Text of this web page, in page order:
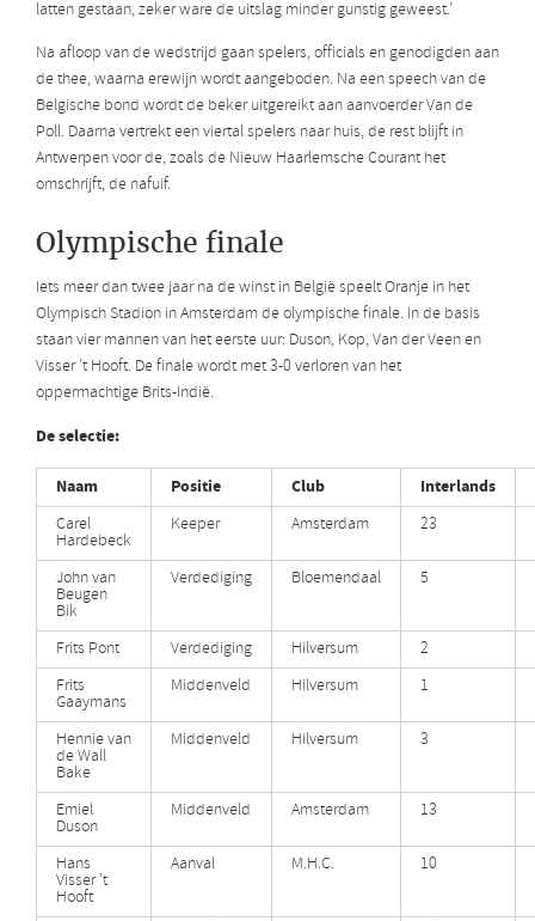
latten gestaan, zeker ware de uitslag minder gunstig geweest.’
Na afloop van de wedstrijd gaan spelers, officials en genodigden aan
de thee, waarna erewijn wordt aangeboden. Na een speech van de
Belgische bond wordt de beker uitgereikt aan aanvoerder Van de
Poll. Daarna vertrekt een viertal spelers naar huis, de rest blijft in
Antwerpen voor de, zoals de Nieuw Haarlemsche Courant het
omschrijft, de nafuif.
Olympische finale
Iets meer dan twee jaar na de winst in België speelt Oranje in het
Olympisch Stadion in Amsterdam de olympische finale. In de basis
staan vier mannen van het eerste uur: Duson, Kop, Van der Veen en
Visser ’t Hooft. De finale wordt met 3-0 verloren van het
oppermachtige Brits-Indië.
De selectie:
Naam Positie Club Interlands
Carel
Hardebeck
Keeper Amsterdam 23
John van
Beugen
Bik
Verdediging Bloemendaal 5
Frits Pont Verdediging Hilversum
2
Frits
Gaaymans
Middenveld Hilversum 1
Hennie van
de Wall
Bake
Middenveld Hilversum 3
Emiel
Duson
Middenveld Amsterdam 13
Hans
Visser ’t
Hooft
Aanval M.H.C. 10